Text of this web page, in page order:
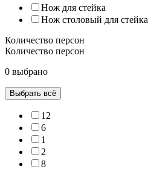
Нож для стейка
Нож столовый для стейка
Количество персон
Количество персон
0 выбрано
Выбрать всё
12
6
1
2
8